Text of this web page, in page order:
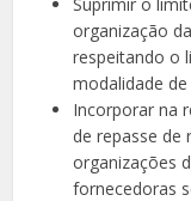
organização
respeitando o
modalidade de
Incorporar na
de repasse de
organizações
fornecedoras